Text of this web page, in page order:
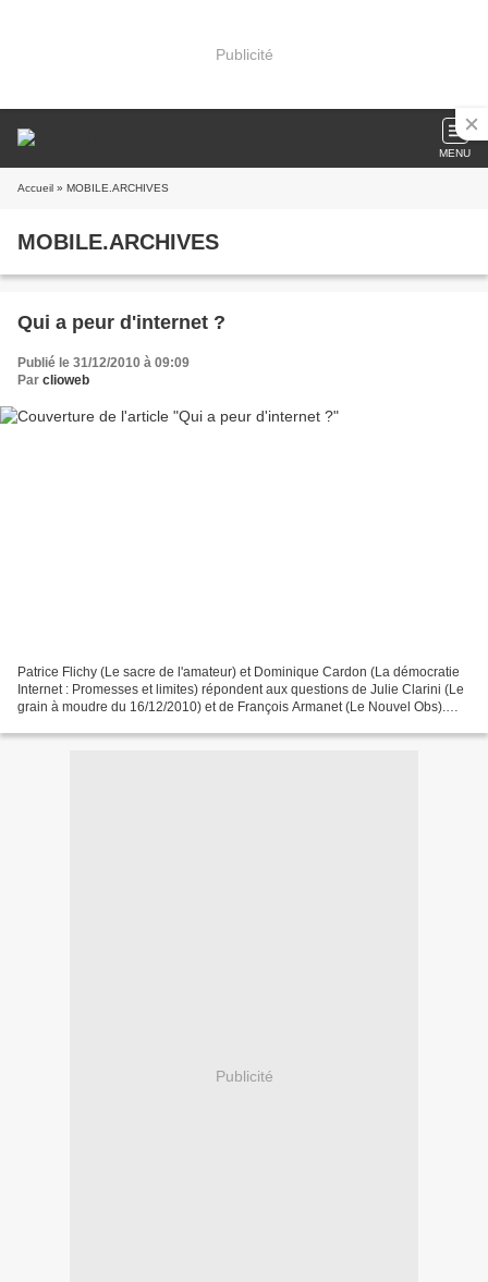
Publicité
MENU
Accueil » MOBILE.ARCHIVES
MOBILE.ARCHIVES
Qui a peur d'internet ?
Publié le 31/12/2010 à 09:09
Par clioweb
Patrice Flichy (Le sacre de l'amateur) et Dominique Cardon (La démocratie
Internet : Promesses et limites) répondent aux questions de Julie Clarini (Le
grain à moudre du 16/12/2010) et de François Armanet (Le Nouvel Obs).
Publicité